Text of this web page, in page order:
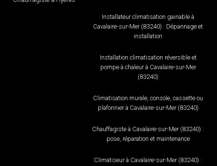
Installateur climatisation gainable à
Cavalaire-sur-Mer (83240) : Dépannage et
installation
Installation climatisation réversible et
pompe à chaleur à Cavalaire-sur-Mer
(83240)
Climatisation murale, console, cassette ou
plafonnier à Cavalaire-sur-Mer (83240)
Chauffagiste à Cavalaire-sur-Mer (83240) :
pose, réparation et maintenance
Climatiseur à Cavalaire-sur-Mer (83240) :